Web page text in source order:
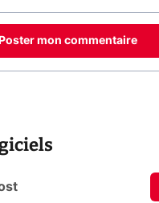
Poster mon commentaire